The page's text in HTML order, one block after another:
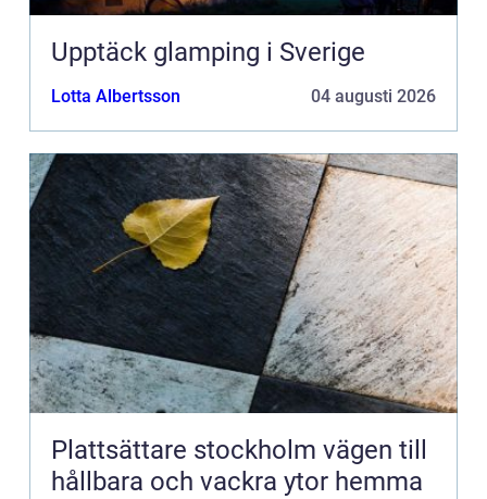
Upptäck glamping i Sverige
Lotta Albertsson 04 augusti 2026
Plattsättare stockholm vägen till
hållbara och vackra ytor hemma